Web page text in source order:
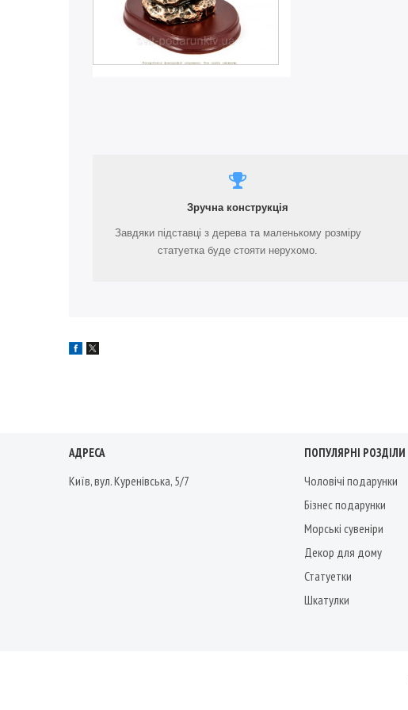
Зручна конструкція
Завдяки підставці з дерева та маленькому розміру
статуетка буде стояти нерухомо.
АДРЕСА
Київ, вул. Куренівська, 5/7
ПОПУЛЯРНІ РОЗДІЛИ
Чоловічі подарунки
Бізнес подарунки
Морські сувеніри
Декор для дому
Статуетки
Шкатулки